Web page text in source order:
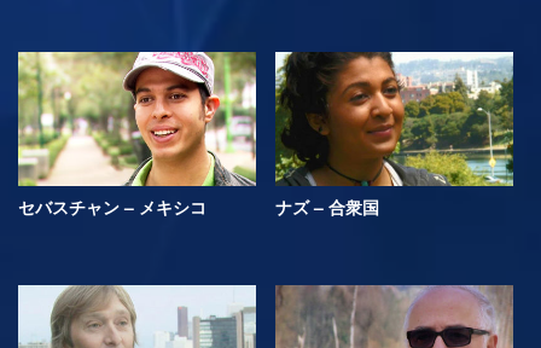
セバスチャン – メキシコ ナズ – 合衆国